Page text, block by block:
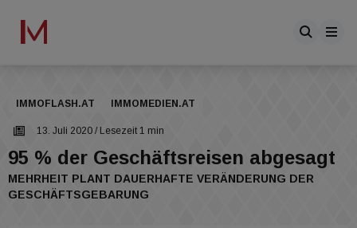
IMMOFLASH.AT IMMOMEDIEN.AT
13. Juli 2020 / Lesezeit 1 min
95 % der Geschäftsreisen abgesagt
MEHRHEIT PLANT DAUERHAFTE VERÄNDERUNG DER
GESCHÄFTSGEBARUNG